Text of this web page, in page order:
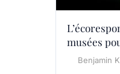
musées
Benjamin